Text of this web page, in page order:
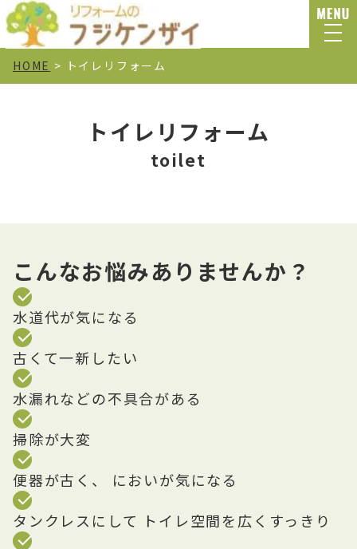
HOME > トイレリフォーム
トイレリフォーム
toilet
こんなお悩みありませんか？
水道代が気になる
古くて一新したい
水漏れなどの不具合がある
掃除が大変
便器が古く、 においが気になる
タンクレスにして トイレ空間を広くすっきり